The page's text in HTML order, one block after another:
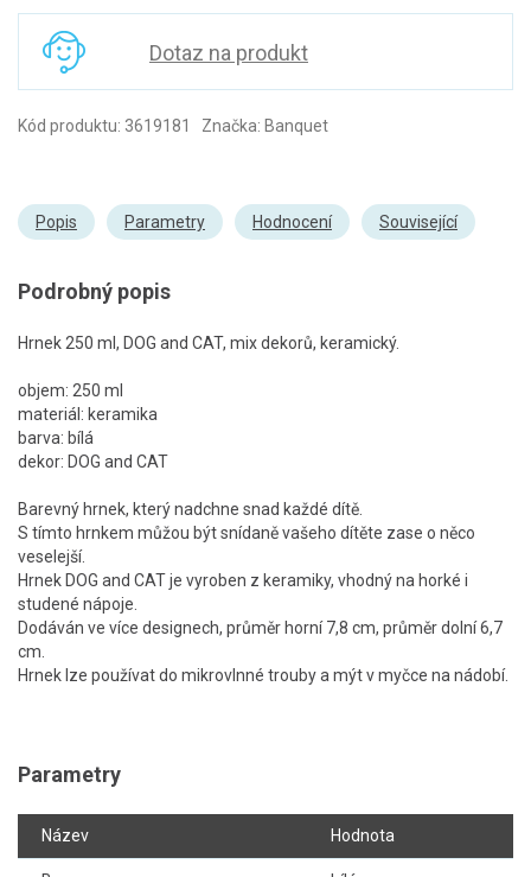
Dotaz na produkt
Kód produktu: 3619181 Značka: Banquet
Popis Parametry Hodnocení Související
Podrobný popis
Hrnek 250 ml, DOG and CAT, mix dekorů, keramický.
objem: 250 ml
materiál: keramika
barva: bílá
dekor: DOG and CAT
Barevný hrnek, který nadchne snad každé dítě.
S tímto hrnkem můžou být snídaně vašeho dítěte zase o něco
veselejší.
Hrnek DOG and CAT je vyroben z keramiky, vhodný na horké i
studené nápoje.
Dodáván ve více designech, průměr horní 7,8 cm, průměr dolní 6,7
cm.
Hrnek lze používat do mikrovlnné trouby a mýt v myčce na nádobí.
Parametry
Název Hodnota